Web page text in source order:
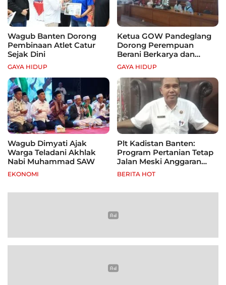
Wagub Banten Dorong
Pembinaan Atlet Catur
Sejak Dini
GAYA HIDUP
Ketua GOW Pandeglang
Dorong Perempuan
Berani Berkarya dan
Mandiri
GAYA HIDUP
Wagub Dimyati Ajak
Warga Teladani Akhlak
Nabi Muhammad SAW
EKONOMI
Plt Kadistan Banten:
Program Pertanian Tetap
Jalan Meski Anggaran
Terbatas, Fokus Jagung
BERITA HOT